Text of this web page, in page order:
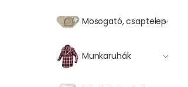
Mosogató, csaptelep
Munkaruhák